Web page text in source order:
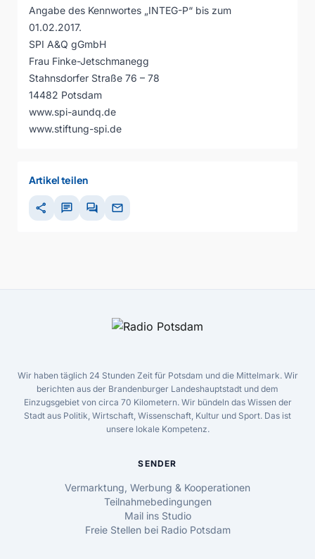
Angabe des Kennwortes „INTEG-P“ bis zum
01.02.2017.
SPI A&Q gGmbH
Frau Finke-Jetschmanegg
Stahnsdorfer Straße 76 – 78
14482 Potsdam
www.spi-aundq.de
www.stiftung-spi.de
Artikel teilen
share chat forum mail
Wir haben täglich 24 Stunden Zeit für Potsdam und die Mittelmark. Wir
berichten aus der Brandenburger Landeshauptstadt und dem
Einzugsgebiet von circa 70 Kilometern. Wir bündeln das Wissen der
Stadt aus Politik, Wirtschaft, Wissenschaft, Kultur und Sport. Das ist
unsere lokale Kompetenz.
SENDER
Vermarktung, Werbung & Kooperationen
Teilnahmebedingungen
Mail ins Studio
Freie Stellen bei Radio Potsdam